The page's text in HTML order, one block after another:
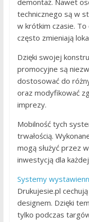
technicznego są w
w krótkim czasie.
często zmieniają
Dzięki swojej
promocyjne są
dostosować do
oraz modyfikować
imprezy.
Mobilność tych
trwałością.
mogą służyć przez
inwestycją dla
Systemy
Drukujesie.pl
designem. Dzięki
tylko podczas